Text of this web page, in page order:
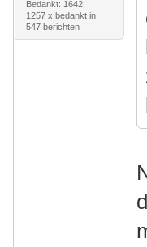
Bedankt: 1642
1257 x bedankt in
547 berichten